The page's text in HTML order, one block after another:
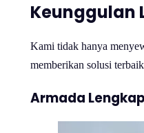
Keunggulan
Kami tidak hanya
memberikan solusi
Armada